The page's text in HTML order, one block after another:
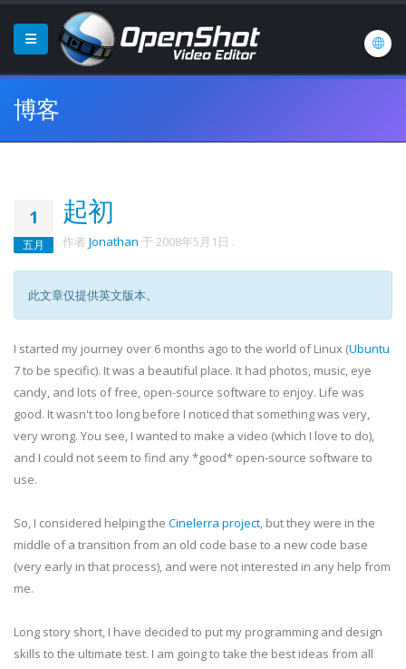
博客
1
五月
起初
作者 Jonathan 于 2008年5月1日 .
此文章仅提供英文版本。
I started my journey over 6 months ago to the world of Linux (Ubuntu
7 to be specific). It was a beautiful place. It had photos, music, eye
candy, and lots of free, open-source software to enjoy. Life was
good. It wasn't too long before I noticed that something was very,
very wrong. You see, I wanted to make a video (which I love to do),
and I could not seem to find any *good* open-source software to
use.
So, I considered helping the Cinelerra project, but they were in the
middle of a transition from an old code base to a new code base
(very early in that process), and were not interested in any help from
me.
Long story short, I have decided to put my programming and design
skills to the ultimate test. I am going to take the best ideas from all